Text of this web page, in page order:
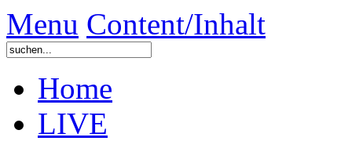
Menu Content/Inhalt
Home
LIVE